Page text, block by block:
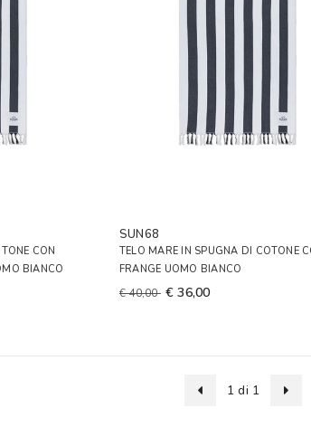
CON
BIANCO
SUN68
TELO MARE IN SPUGNA DI COTONE
FRANGE UOMO BIANCO
€ 40,00 € 36,00
1 di 1